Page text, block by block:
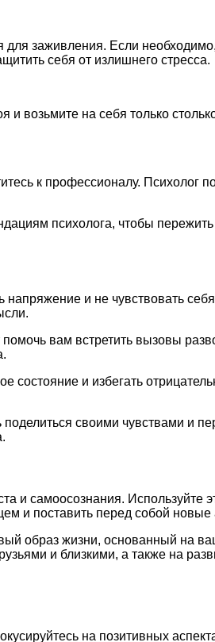
заживления. Если
себя от излишнего стресса.
возьмите на себя только
к профессионалу. Психолог
психолога, чтобы пережить
и не чувствовать
помочь вам встретить вызовы
состояние и избегать
своими чувствами и
и самоосознания. Используйте
и поставить перед собой
образ жизни, основанный на
и близкими, а также на
на позитивных